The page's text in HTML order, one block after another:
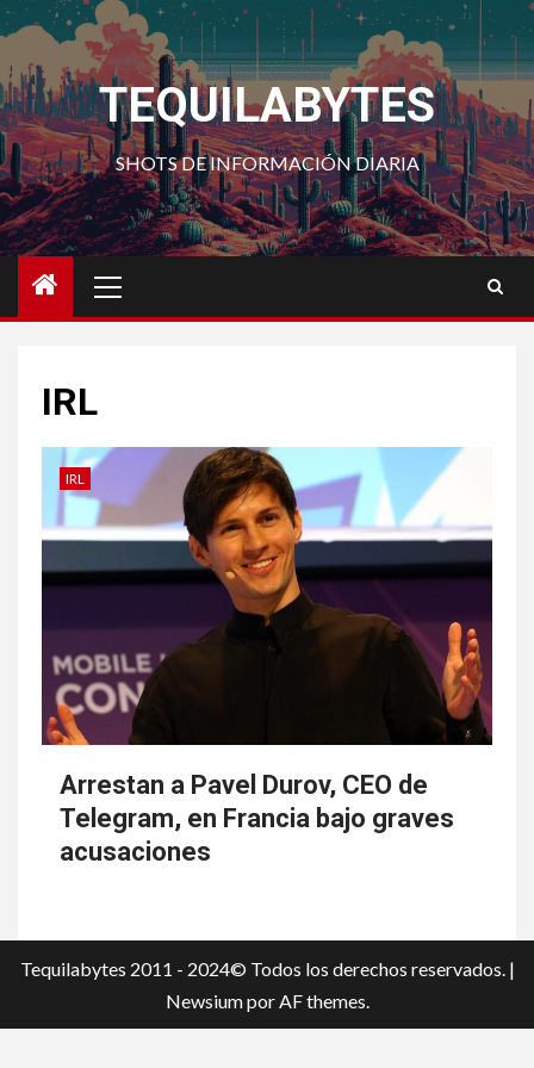
Saltar
contenido
TEQUILABYTES
SHOTS DE INFORMACIÓN DIARIA
principal
IRL
IRL
Arrestan a Pavel Durov, CEO de
Telegram, en Francia bajo graves
acusaciones
Tequilabytes 2011 - 2024© Todos los derechos reservados. |
Newsiumpor AF themes.